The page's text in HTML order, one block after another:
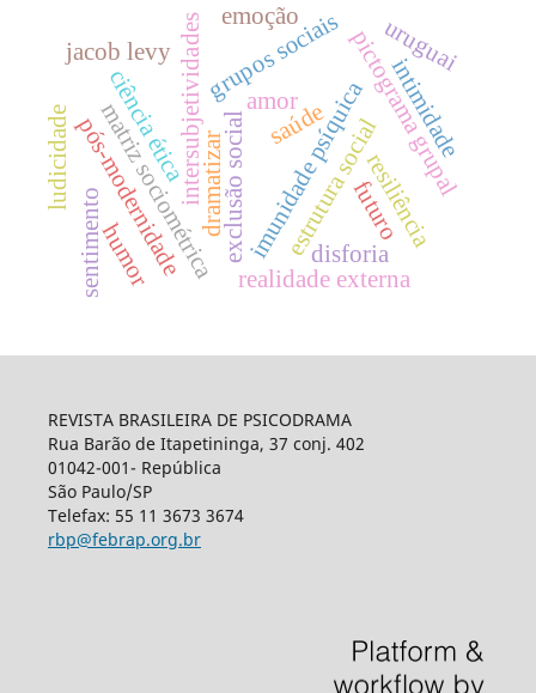
exclusão socialimunidade psíquicapictograma grupal
dramatizar
matriz sociométrica realidade externa
estrutura social
amor intimidade
pós-modernidade resiliência
saúde
intersubjetividades
ciência ética
grupos sociais uruguai
emoção
jacob levy
disforia
sentimentohumor
ludicidade futuro
REVISTA BRASILEIRA DE PSICODRAMA
Rua Barão de Itapetininga, 37 conj. 402
01042-001- República
São Paulo/SP
Telefax: 55 11 3673 3674
rbp@febrap.org.br